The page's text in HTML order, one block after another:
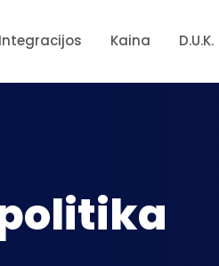
Integracijos Kaina D.U.K.